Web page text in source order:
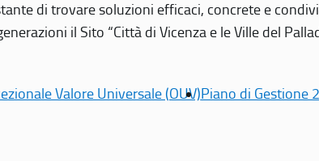
di trovare soluzioni efficaci, concrete e
il Sito “Città di Vicenza e le Ville del
Valore Universale (OUV)Piano di Gestione